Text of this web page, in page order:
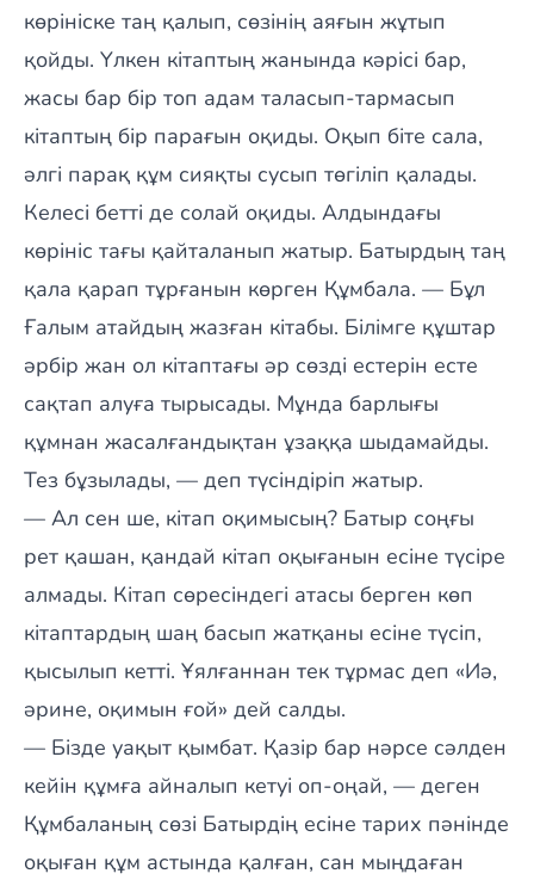
көрініске таң қалып, сөзінің аяғын жұтып
қойды. Үлкен кітаптың жанында кәрісі бар,
жасы бар бір топ адам таласып-тармасып
кітаптың бір парағын оқиды. Оқып біте сала,
әлгі парақ құм сияқты сусып төгіліп қалады.
Келесі бетті де солай оқиды. Алдындағы
көрініс тағы қайталанып жатыр. Батырдың таң
қала қарап тұрғанын көрген Құмбала. — Бұл
Ғалым атайдың жазған кітабы. Білімге құштар
әрбір жан ол кітаптағы әр сөзді естерін есте
сақтап алуға тырысады. Мұнда барлығы
құмнан жасалғандықтан ұзаққа шыдамайды.
Тез бұзылады, — деп түсіндіріп жатыр.
— Ал сен ше, кітап оқимысың? Батыр соңғы
рет қашан, қандай кітап оқығанын есіне түсіре
алмады. Кітап сөресіндегі атасы берген көп
кітаптардың шаң басып жатқаны есіне түсіп,
қысылып кетті. Ұялғаннан тек тұрмас деп «Иә,
әрине, оқимын ғой» дей салды.
— Бізде уақыт қымбат. Қазір бар нәрсе сәлден
кейін құмға айналып кетуі оп-оңай, — деген
Құмбаланың сөзі Батырдің есіне тарих пәнінде
оқыған құм астында қалған, сан мыңдаған